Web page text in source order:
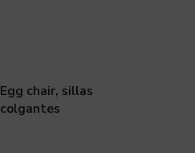
Egg chair, sillas
colgantes